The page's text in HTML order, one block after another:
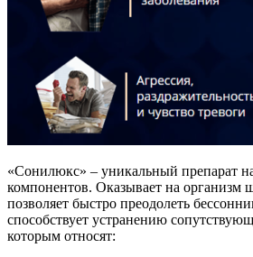
«Сонилюкс» – уникальный препарат
компонентов. Оказывает на организм
позволяет быстро преодолеть
способствует устранению
которым относят: